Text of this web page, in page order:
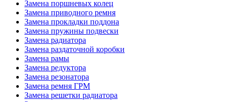
Замена поршневых колец
Замена приводного ремня
Замена прокладки поддона
Замена пружины подвески
Замена радиатора
Замена раздаточной коробки
Замена рамы
Замена редуктора
Замена резонатора
Замена ремня ГРМ
Замена решетки радиатора